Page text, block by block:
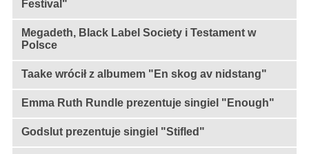
Festival"
Megadeth, Black Label Society i Testament w
Polsce
Taake wrócił z albumem "En skog av nidstang"
Emma Ruth Rundle prezentuje singiel "Enough"
Godslut prezentuje singiel "Stifled"